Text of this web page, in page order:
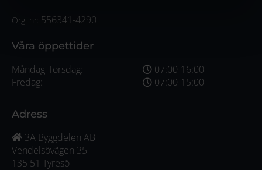
Org. nr: 556341-4290
Våra öppettider
Måndag-Torsdag:
Fredag:
07:00-16:00
07:00-15:00
Adress
3A Byggdelen AB
Vendelsövägen 35
135 51 Tyresö